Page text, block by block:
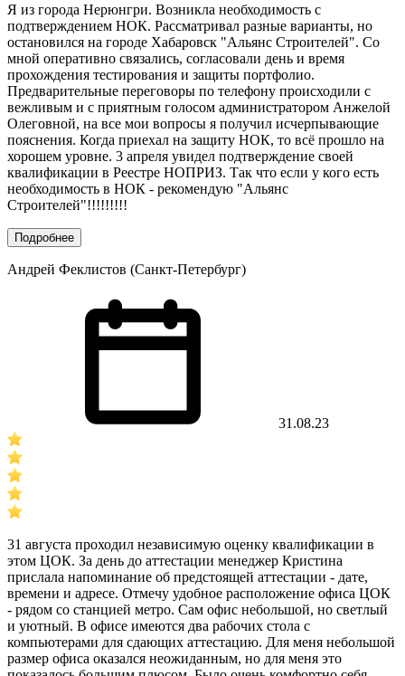
Я из города Нерюнгри. Возникла необходимость с
подтверждением НОК. Рассматривал разные варианты, но
остановился на городе Хабаровск "Альянс Строителей". Со
мной оперативно связались, согласовали день и время
прохождения тестирования и защиты портфолио.
Предварительные переговоры по телефону происходили с
вежливым и с приятным голосом администратором Анжелой
Олеговной, на все мои вопросы я получил исчерпывающие
пояснения. Когда приехал на защиту НОК, то всё прошло на
хорошем уровне. 3 апреля увидел подтверждение своей
квалификации в Реестре НОПРИЗ. Так что если у кого есть
необходимость в НОК - рекомендую "Альянс
Строителей"!!!!!!!!!
Подробнее
Андрей Феклистов (Санкт-Петербург)
31.08.23
31 августа проходил независимую оценку квалификации в
этом ЦОК. За день до аттестации менеджер Кристина
прислала напоминание об предстоящей аттестации - дате,
времени и адресе. Отмечу удобное расположение офиса ЦОК
- рядом со станцией метро. Сам офис небольшой, но светлый
и уютный. В офисе имеются два рабочих стола с
компьютерами для сдающих аттестацию. Для меня небольшой
размер офиса оказался неожиданным, но для меня это